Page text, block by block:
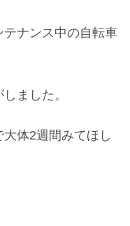
ナンス中の自転車
ました。
体2週間みてほし